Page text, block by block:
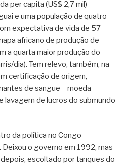
per capita (US$ 2,7 mil)
e uma população de quatro
expectativa de vida de 57
africano de produção de
a quarta maior produção do
dia). Tem relevo, também, na
certificação de origem,
de sangue – moeda
lavagem de lucros do submundo
da política no Congo-
Deixou o governo em 1992, mas
escoltado por tanques do